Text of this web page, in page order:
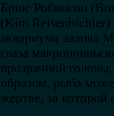
Брюс Робинсон
(Kim Reisenbichler)
аквариума залива
глаза макропинны
прозрачной
образом, рыба
жертве, за которой